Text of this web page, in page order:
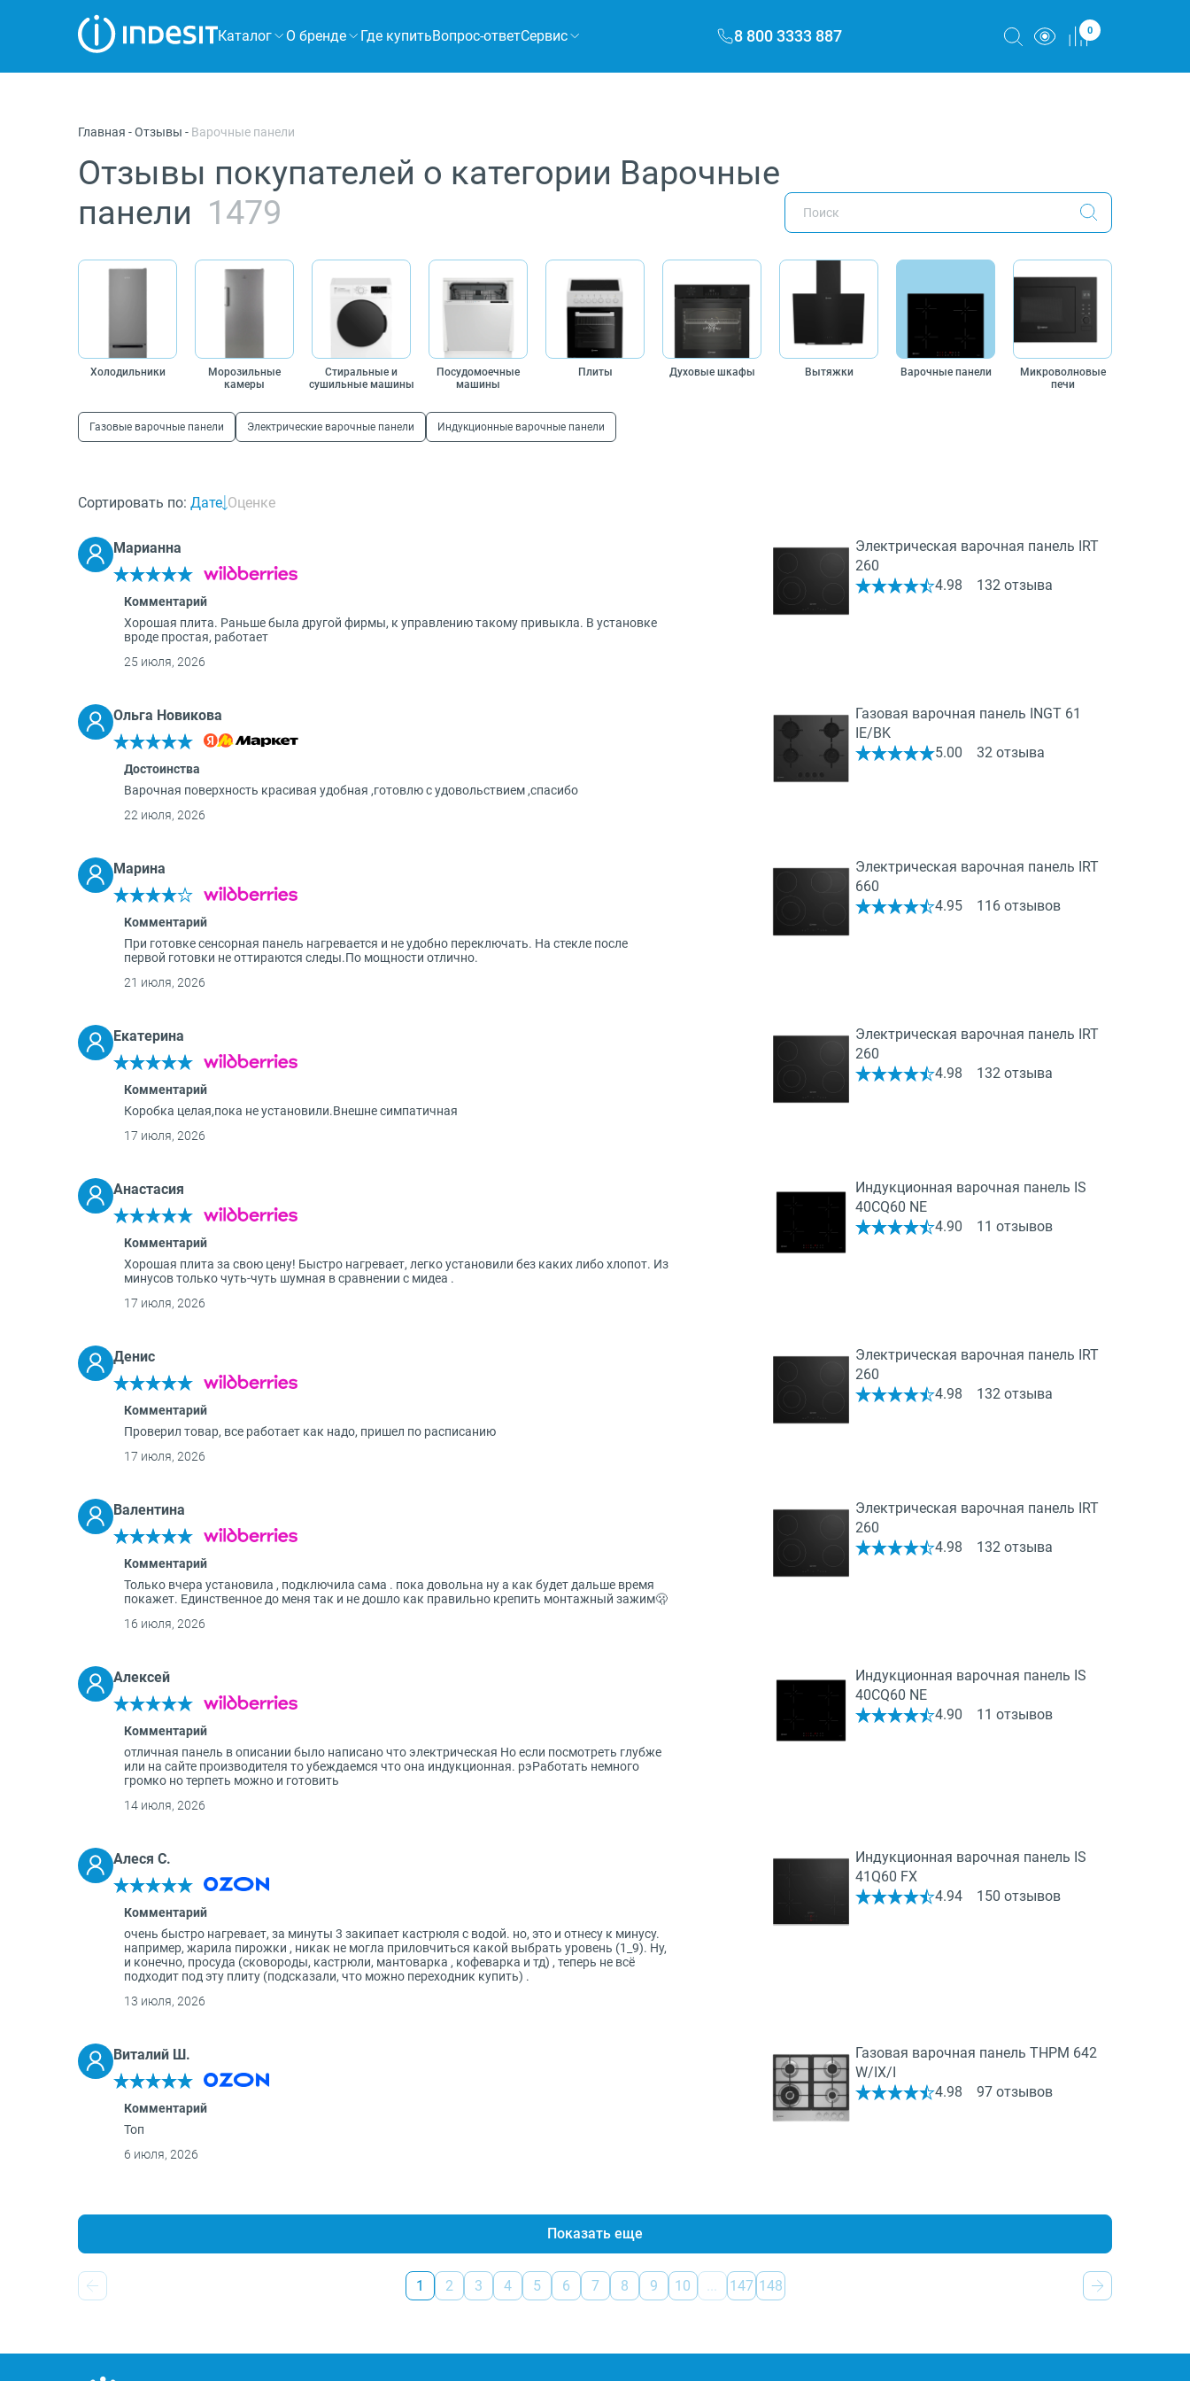
Каталог О бренде Где купитьВопрос-ответСервис 8 800 3333 887 0
Холодильники
Посудомоечные машины
Духовые шкафы
Варочные панели
Вопрос-ответ
Библиотека
8 800 3333 887
Главная -Отзывы - Варочные панели
Отзывы покупателей о категории Варочные
панели 1479
Холодильники
Морозильные
камеры
Стиральные и
сушильные машины
Посудомоечные
машины
Плиты Духовые шкафы Вытяжки Варочные панели
Микроволновые
печи
Газовые варочные панели Электрические варочные панели Индукционные варочные панели
Сортировать по: Дате Оценке
Марианна
Электрическая варочная панель IRT
260
4.98
132 отзыва
Комментарий
Хорошая плита. Раньше была другой фирмы, к управлению такому привыкла. В установке
вроде простая, работает
25 июля, 2026
Ольга Новикова
Газовая варочная панель INGT 61
IE/BK
5.00
32 отзыва
Достоинства
Варочная поверхность красивая удобная ,готовлю с удовольствием ,спасибо
22 июля, 2026
Марина
Электрическая варочная панель IRT
660
4.95
116 отзывов
Комментарий
При готовке сенсорная панель нагревается и не удобно переключать. На стекле после
первой готовки не оттираются следы.По мощности отлично.
21 июля, 2026
Екатерина
Электрическая варочная панель IRT
260
4.98
132 отзыва
Комментарий
Коробка целая,пока не установили.Внешне симпатичная
17 июля, 2026
Анастасия
Индукционная варочная панель IS
40CQ60 NE
4.90
11 отзывов
Комментарий
Хорошая плита за свою цену! Быстро нагревает, легко установили без каких либо хлопот. Из
минусов только чуть-чуть шумная в сравнении с мидеа .
17 июля, 2026
Денис
Электрическая варочная панель IRT
260
4.98
132 отзыва
Комментарий
Проверил товар, все работает как надо, пришел по расписанию
17 июля, 2026
Валентина
Электрическая варочная панель IRT
260
4.98
132 отзыва
Комментарий
Только вчера установила , подключила сама . пока довольна ну а как будет дальше время
покажет. Единственное до меня так и не дошло как правильно крепить монтажный зажим🫢
16 июля, 2026
Алексей
Индукционная варочная панель IS
40CQ60 NE
4.90
11 отзывов
Комментарий
отличная панель в описании было написано что электрическая Но если посмотреть глубже
или на сайте производителя то убеждаемся что она индукционная. рэРаботать немного
громко но терпеть можно и готовить
14 июля, 2026
Алеся С.
Индукционная варочная панель IS
41Q60 FX
4.94
150 отзывов
Комментарий
очень быстро нагревает, за минуты 3 закипает кастрюля с водой. но, это и отнесу к минусу.
например, жарила пирожки , никак не могла приловчиться какой выбрать уровень (1_9). Ну,
и конечно, просуда (сковороды, кастрюли, мантоварка , кофеварка и тд) , теперь не всё
подходит под эту плиту (подсказали, что можно переходник купить) .
13 июля, 2026
Виталий Ш.
Газовая варочная панель THPM 642
W/IX/I
4.98
97 отзывов
Комментарий
Топ
6 июля, 2026
Показать еще
1 2 3 4 5 6 7 8 9 10 147 148